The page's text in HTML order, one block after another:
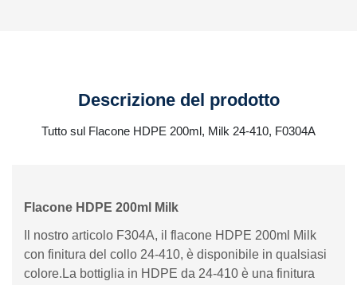
Descrizione del prodotto
Tutto sul Flacone HDPE 200ml, Milk 24-410, F0304A
Flacone HDPE 200ml Milk
Il nostro articolo F304A, il flacone HDPE 200ml Milk
con finitura del collo 24-410, è disponibile in qualsiasi
colore.La bottiglia in HDPE da 24-410 è una finitura